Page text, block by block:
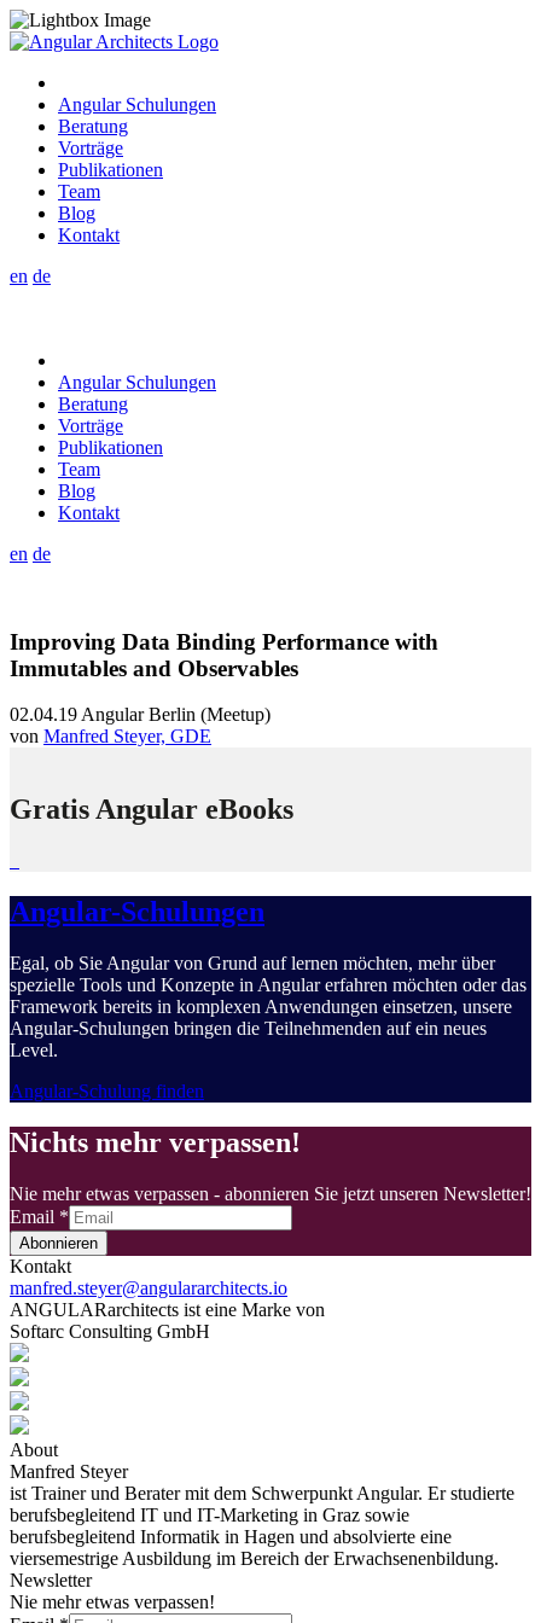
Angular Schulungen
Beratung
Vorträge
Publikationen
Team
Blog
Kontakt
en de
Angular Schulungen
Beratung
Vorträge
Publikationen
Team
Blog
Kontakt
en de
Improving Data Binding Performance with
Immutables and Observables
02.04.19Angular Berlin (Meetup)
von Manfred Steyer, GDE
Gratis Angular eBooks
Angular-Schulungen
Egal, ob Sie Angular von Grund auf lernen möchten, mehr über
spezielle Tools und Konzepte in Angular erfahren möchten oder das
Framework bereits in komplexen Anwendungen einsetzen, unsere
Angular-Schulungen bringen die Teilnehmenden auf ein neues
Level.
Angular-Schulung finden
Nichts mehr verpassen!
Nie mehr etwas verpassen - abonnieren Sie jetzt unseren Newsletter!
Email *
Abonnieren
Kontakt
manfred.steyer@angulararchitects.io
ANGULARarchitects ist eine Marke von
Softarc Consulting GmbH
About
Manfred Steyer
ist Trainer und Berater mit dem Schwerpunkt Angular. Er studierte
berufsbegleitend IT und IT-Marketing in Graz sowie
berufsbegleitend Informatik in Hagen und absolvierte eine
viersemestrige Ausbildung im Bereich der Erwachsenenbildung.
Newsletter
Nie mehr etwas verpassen!